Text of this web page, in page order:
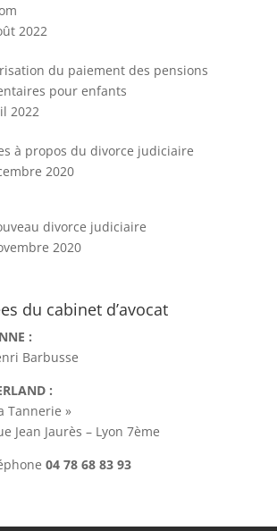
2022
du paiement des pensions
pour enfants
2022
à propos du divorce judiciaire
2020
divorce judiciaire
2020
du cabinet d’avocat
:
Barbusse
:
Tannerie »
Jean Jaurès – Lyon 7ème
04 78 68 83 93